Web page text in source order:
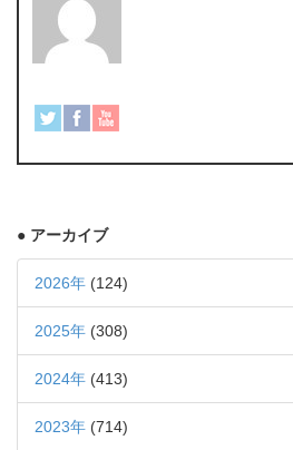
● アーカイブ
2026年 (124)
2025年 (308)
2024年 (413)
2023年 (714)